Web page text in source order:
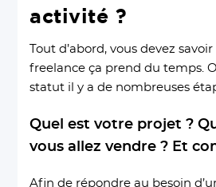
activité ?
Tout d’abord, vous devez
freelance ça prend du temps.
statut il y a de nombreuses
Quel est votre projet ?
vous allez vendre ? Et
Afin de répondre au besoin